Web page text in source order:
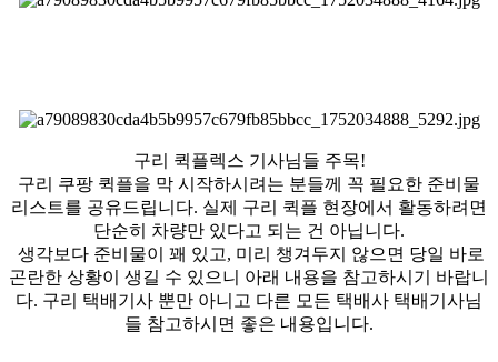
구리 퀵플렉스 기사님들 주목!
구리 쿠팡 퀵플을 막 시작하시려는 분들께 꼭 필요한 준비물
리스트를 공유드립니다. 실제 구리 퀵플 현장에서 활동하려면
단순히 차량만 있다고 되는 건 아닙니다.
생각보다 준비물이 꽤 있고, 미리 챙겨두지 않으면 당일 바로
곤란한 상황이 생길 수 있으니 아래 내용을 참고하시기 바랍니
다. 구리 택배기사 뿐만 아니고 다른 모든 택배사 택배기사님
들 참고하시면 좋은 내용입니다.